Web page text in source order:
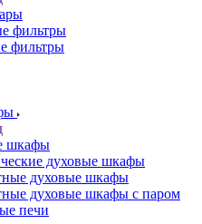
фильтры
фильтры
шкафы
духовые шкафы
духовые шкафы
духовые шкафы с паром
печи